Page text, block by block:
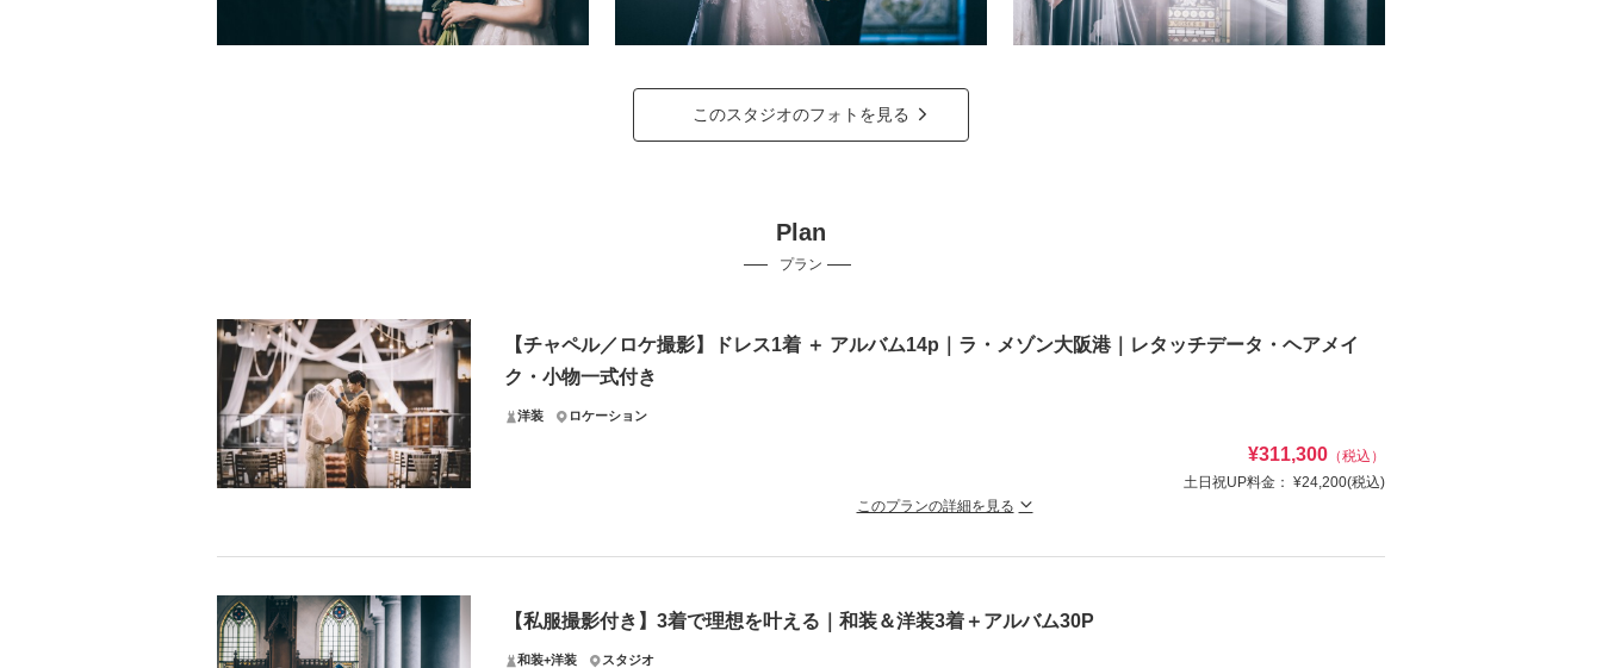
このスタジオのフォトを見る
Plan
プラン
【チャペル／ロケ撮影】ドレス1着 ＋ アルバム14p｜ラ・メゾン大阪港｜レタッチデータ・ヘアメイ
ク・小物一式付き
洋装 ロケーション
¥311,300 （税込）
土日祝UP料金： ¥24,200(税込)
このプランの詳細を見る
リュクスな空間で二人だけの特別な瞬間を
■アルバム（14ページ12カット収録）
■撮影用ヘアセット
【私服撮影付き】3着で理想を叶える｜和装＆洋装3着＋アルバム30P
和装+洋装 スタジオ